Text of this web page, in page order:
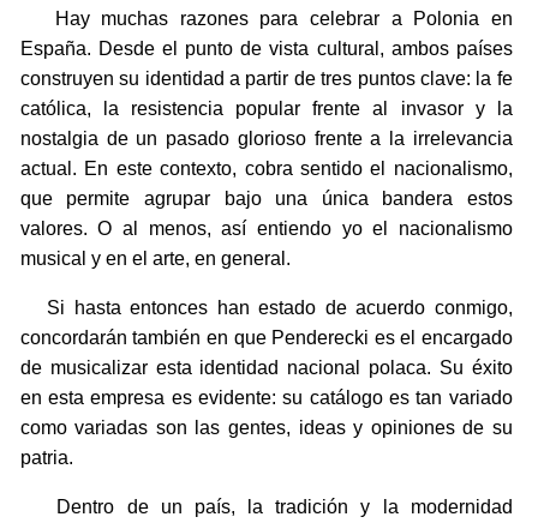
Hay muchas razones para celebrar a Polonia en
España. Desde el punto de vista cultural, ambos países
construyen su identidad a partir de tres puntos clave: la fe
católica, la resistencia popular frente al invasor y la
nostalgia de un pasado glorioso frente a la irrelevancia
actual. En este contexto, cobra sentido el nacionalismo,
que permite agrupar bajo una única bandera estos
valores. O al menos, así entiendo yo el nacionalismo
musical y en el arte, en general.
Si hasta entonces han estado de acuerdo conmigo,
concordarán también en que Penderecki es el encargado
de musicalizar esta identidad nacional polaca. Su éxito
en esta empresa es evidente: su catálogo es tan variado
como variadas son las gentes, ideas y opiniones de su
patria.
Dentro de un país, la tradición y la modernidad